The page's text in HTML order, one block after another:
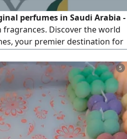
perfumes in Saudi Arabia -
fragrances. Discover the world
your premier destination for
reflects your personality and
Among the highlights
Al Majlis perfume - the
5